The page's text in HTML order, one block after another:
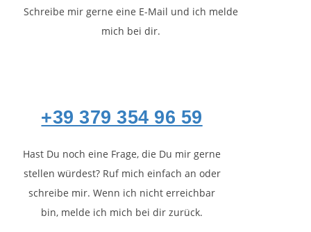
Schreibe mir gerne eine E-Mail und ich melde
mich bei dir.
+39 379 354 96 59
Hast Du noch eine Frage, die Du mir gerne
stellen würdest? Ruf mich einfach an oder
schreibe mir. Wenn ich nicht erreichbar
bin, melde ich mich bei dir zurück.